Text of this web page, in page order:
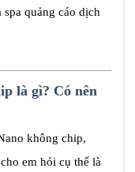
quảng cáo dịch
là gì? Có nên
không chip,
em hỏi cụ thể là